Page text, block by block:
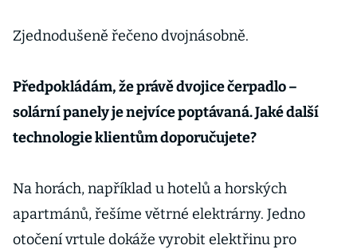
Zjednodušeně řečeno dvojnásobně.
Předpokládám, že právě dvojice čerpadlo –
solární panely je nejvíce poptávaná. Jaké další
technologie klientům doporučujete?
Na horách, například u hotelů a horských
apartmánů, řešíme větrné elektrárny. Jedno
otočení vrtule dokáže vyrobit elektřinu pro